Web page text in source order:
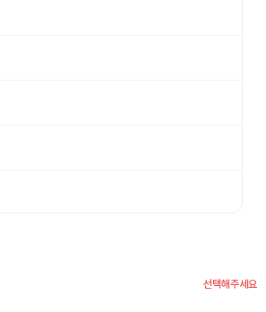
선택해주세요